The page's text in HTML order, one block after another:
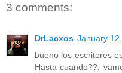
3 comments:
DrLacxos January
bueno los escritores
Hasta cuando??,